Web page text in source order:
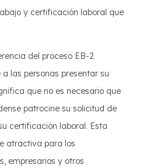
y certificación laboral que
del proceso EB-2
las personas presentar su
que no es necesario que
patrocine su solicitud de
certificación laboral. Esta
atractiva para los
empresarios y otros